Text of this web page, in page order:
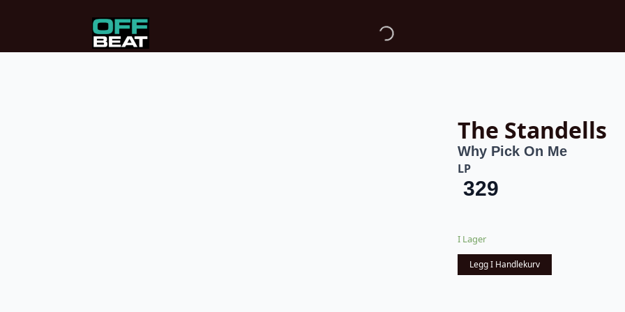
The Standells
Why Pick On Me
LP
329
I Lager
Legg I Handlekurv